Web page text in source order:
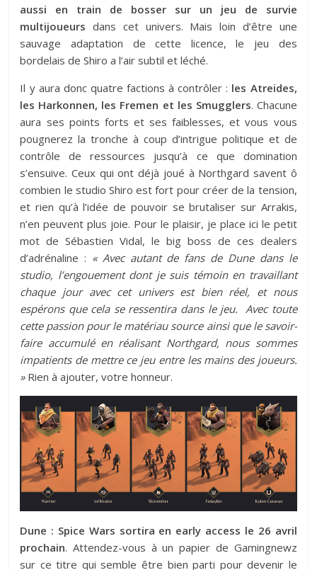
aussi en train de bosser sur un jeu de survie
multijoueurs dans cet univers. Mais loin d’être une
sauvage adaptation de cette licence, le jeu des
bordelais de Shiro a l’air subtil et léché.
Il y aura donc quatre factions à contrôler : les Atreides,
les Harkonnen, les Fremen et les Smugglers. Chacune
aura ses points forts et ses faiblesses, et vous vous
pougnerez la tronche à coup d’intrigue politique et de
contrôle de ressources jusqu’à ce que domination
s’ensuive. Ceux qui ont déjà joué à Northgard savent ô
combien le studio Shiro est fort pour créer de la tension,
et rien qu’à l’idée de pouvoir se brutaliser sur Arrakis,
n’en peuvent plus joie. Pour le plaisir, je place ici le petit
mot de Sébastien Vidal, le big boss de ces dealers
d’adrénaline : « Avec autant de fans de Dune dans le
studio, l’engouement dont je suis témoin en travaillant
chaque jour avec cet univers est bien réel, et nous
espérons que cela se ressentira dans le jeu.
Avec toute
cette passion pour le matériau source ainsi que le savoir-
faire accumulé en réalisant Northgard, nous sommes
impatients de mettre ce jeu entre les mains des joueurs.
» Rien à ajouter, votre honneur.
Dune : Spice Wars sortira en early access le 26 avril
prochain. Attendez-vous à un papier de Gamingnewz
sur ce titre qui semble être bien parti pour devenir le